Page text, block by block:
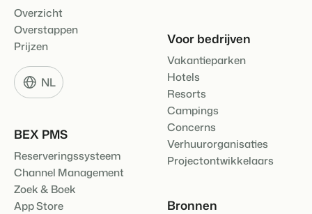
Ontdek de eindeloze mogelijkheden van het Booking
Experts Platform.
Voor Vakantieparken
Ontdek de voordelen van Booking Experts voor
Voor Concerns
Ontdek de voordelen van Booking Experts voor Concerns &
Contact
Neem contact op
Leer de mensen achter Booking Experts kennen
Overzicht
Overstappen
Prijzen
NL
BEX PMS
Reserveringssysteem
Channel Management
Zoek & Boek
App Store
Voor bedrijven
Vakantieparken
Hotels
Resorts
Campings
Concerns
Verhuurorganisaties
Projectontwikkelaars
Bronnen